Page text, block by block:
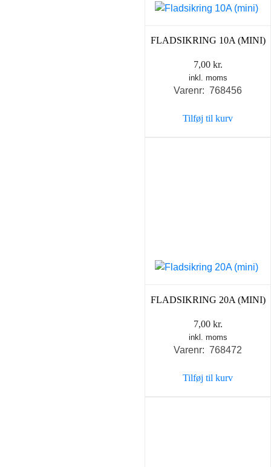
FLADSIKRING 10A (MINI)
7,00 kr.
inkl. moms
Varenr: 768456
Tilføj til kurv
FLADSIKRING 20A (MINI)
7,00 kr.
inkl. moms
Varenr: 768472
Tilføj til kurv